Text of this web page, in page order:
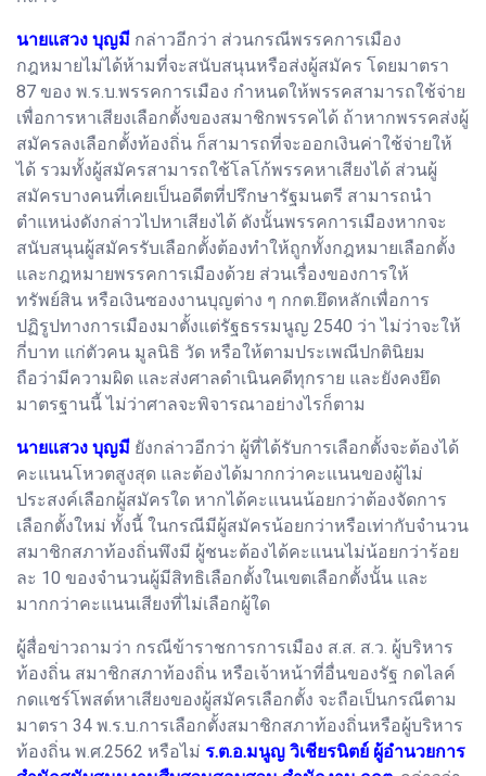
นายแสวง บุญมี กล่าวอีกว่า ส่วนกรณีพรรคการเมือง
กฎหมายไม่ได้ห้ามที่จะสนับสนุนหรือส่งผู้สมัคร โดยมาตรา
87 ของ พ.ร.บ.พรรคการเมือง กำหนดให้พรรคสามารถใช้จ่าย
เพื่อการหาเสียงเลือกตั้งของสมาชิกพรรคได้ ถ้าหากพรรคส่งผู้
สมัครลงเลือกตั้งท้องถิ่น ก็สามารถที่จะออกเงินค่าใช้จ่ายให้
ได้ รวมทั้งผู้สมัครสามารถใช้โลโก้พรรคหาเสียงได้ ส่วนผู้
สมัครบางคนที่เคยเป็นอดีตที่ปรึกษารัฐมนตรี สามารถนำ
ตำแหน่งดังกล่าวไปหาเสียงได้ ดังนั้นพรรคการเมืองหากจะ
สนับสนุนผู้สมัครรับเลือกตั้งต้องทำให้ถูกทั้งกฎหมายเลือกตั้ง
และกฎหมายพรรคการเมืองด้วย ส่วนเรื่องของการให้
ทรัพย์สิน หรือเงินซองงานบุญต่าง ๆ กกต.ยึดหลักเพื่อการ
ปฏิรูปทางการเมืองมาตั้งแต่รัฐธรรมนูญ 2540 ว่า ไม่ว่าจะให้
กี่บาท แก่ตัวคน มูลนิธิ วัด หรือให้ตามประเพณีปกตินิยม
ถือว่ามีความผิด และส่งศาลดำเนินคดีทุกราย และยังคงยึด
มาตรฐานนี้ ไม่ว่าศาลจะพิจารณาอย่างไรก็ตาม
นายแสวง บุญมี ยังกล่าวอีกว่า ผู้ที่ได้รับการเลือกตั้งจะต้องได้
คะแนนโหวตสูงสุด และต้องได้มากกว่าคะแนนของผู้ไม่
ประสงค์เลือกผู้สมัครใด หากได้คะแนนน้อยกว่าต้องจัดการ
เลือกตั้งใหม่ ทั้งนี้ ในกรณีมีผู้สมัครน้อยกว่าหรือเท่ากับจำนวน
สมาชิกสภาท้องถิ่นพึงมี ผู้ชนะต้องได้คะแนนไม่น้อยกว่าร้อย
ละ 10 ของจำนวนผู้มีสิทธิเลือกตั้งในเขตเลือกตั้งนั้น และ
มากกว่าคะแนนเสียงที่ไม่เลือกผู้ใด
ผู้สื่อข่าวถามว่า กรณีข้าราชการการเมือง ส.ส. ส.ว. ผู้บริหาร
ท้องถิ่น สมาชิกสภาท้องถิ่น หรือเจ้าหน้าที่อื่นของรัฐ กดไลค์
กดแชร์โพสต์หาเสียงของผู้สมัครเลือกตั้ง จะถือเป็นกรณีตาม
มาตรา 34 พ.ร.บ.การเลือกตั้งสมาชิกสภาท้องถิ่นหรือผู้บริหาร
ท้องถิ่น พ.ศ.2562 หรือไม่ ร.ต.อ.มนูญ วิเชียรนิตย์ ผู้อำนวยการ